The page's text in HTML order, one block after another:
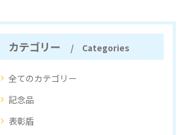
カテゴリー Categories
全てのカテゴリー
記念品
表彰盾